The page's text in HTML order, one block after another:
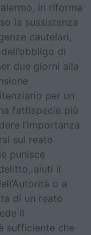
in riforma
la sussistenza
cautelari,
di
due giorni alla
per un
fattispecie più
l’importanza
sul reato
punisce
aiuti il
o a
di un reato
il
sufficiente che